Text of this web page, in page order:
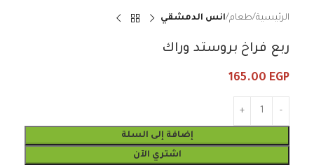
الرئيسية طعام انس الدمشقي
ربع فراخ بروستد وراك
165.00 EGP
إضافة إلى السلة
اشتري الآن